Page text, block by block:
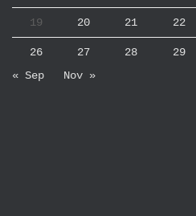
19 20 21 22
26 27 28 29
« Sep
Nov »